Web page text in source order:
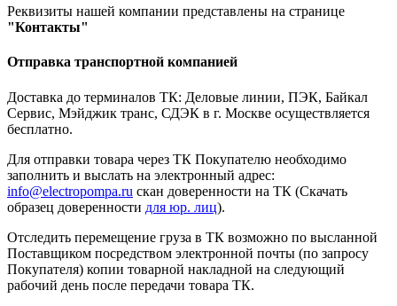
Реквизиты нашей компании представлены на странице
"Контакты"
Отправка транспортной компанией
Доставка до терминалов ТК: Деловые линии, ПЭК, Байкал
Сервис, Мэйджик транс, СДЭК в г. Москве осуществляется
бесплатно.
Для отправки товара через ТК Покупателю необходимо
заполнить и выслать на электронный адрес:
info@electropompa.ru скан доверенности на ТК (Скачать
образец доверенности для юр. лиц).
Отследить перемещение груза в ТК возможно по высланной
Поставщиком посредством электронной почты (по запросу
Покупателя) копии товарной накладной на следующий
рабочий день после передачи товара ТК.